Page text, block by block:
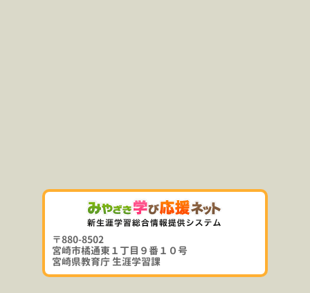
〒880-8502
宮崎市橘通東１丁目９番１０号
宮崎県教育庁 生涯学習課